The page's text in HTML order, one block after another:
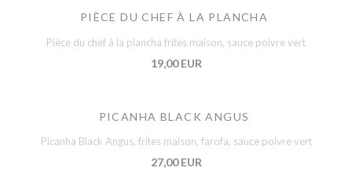
PIÈCE DU CHEF À LA PLANCHA
Pièce du chef à la plancha frites maison, sauce poivre vert
19,00 EUR
PICANHA BLACK ANGUS
Picanha Black Angus, frites maison, farofa, sauce poivre vert
27,00 EUR